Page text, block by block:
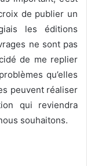
de publier un
les éditions
ne sont pas
de me replier
qu’elles
peuvent réaliser
qui reviendra
souhaitons.